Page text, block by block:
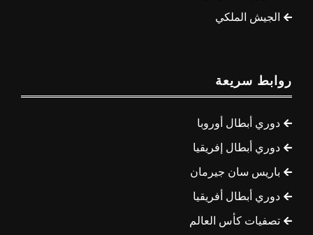
الجيش الملكي
روابط سريعة
دوري أبطال أوروبا
دوري أبطال إفريقيا
باريس سان جيرمان
دوري أبطال أفريقيا
تصفيات كأس العالم